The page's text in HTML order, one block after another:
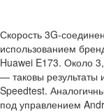
Скорость 3G-
использованием
Huawei E173. Около
— таковы результаты
Speedtest.
под управлением